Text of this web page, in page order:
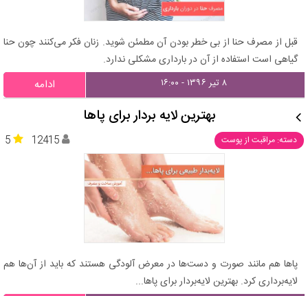
قبل از مصرف حنا از بی خطر بودن آن مطمئن شوید. زنان فکر می‌کنند چون حنا
گیاهی است استفاده از آن در بارداری مشکلی ندارد.
۸ تیر ۱۳۹۶ - ۱۶:۰۰ ادامه
بهترین لایه بردار برای پاها
دسته: مراقبت از پوست 5 12415
پاها هم مانند صورت و دست‌ها در معرض آلودگی هستند که باید از آن‌ها هم
لایه‌برداری کرد. بهترین لایه‌بردار برای پاها...